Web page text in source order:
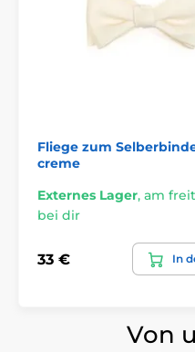
Fliege zum
creme
Externes Lager, am
bei dir
33 € In
Von